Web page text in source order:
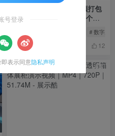
多媒体互动展项案例视频打包
支持Eagle一建导入 154个文
# 数字多
展示酷 12
号登录
表示同意隐私声明